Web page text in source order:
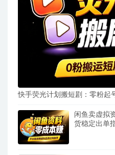
快手荧光计划搬短剧：零粉起
闲鱼卖虚拟
货稳定出单